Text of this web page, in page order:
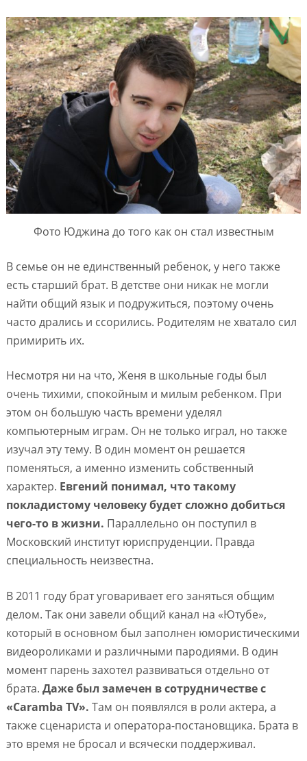
Фото Юджина до того как он стал известным
В семье он не единственный ребенок, у него также
есть старший брат. В детстве они никак не могли
найти общий язык и подружиться, поэтому очень
часто дрались и ссорились. Родителям не хватало сил
примирить их.
Несмотря ни на что, Женя в школьные годы был
очень тихими, спокойным и милым ребенком. При
этом он большую часть времени уделял
компьютерным играм. Он не только играл, но также
изучал эту тему. В один момент он решается
поменяться, а именно изменить собственный
характер. Евгений понимал, что такому
покладистому человеку будет сложно добиться
чего-то в жизни. Параллельно он поступил в
Московский институт юриспруденции. Правда
специальность неизвестна.
В 2011 году брат уговаривает его заняться общим
делом. Так они завели общий канал на «Ютубе»,
который в основном был заполнен юмористическими
видеороликами и различными пародиями. В один
момент парень захотел развиваться отдельно от
брата. Даже был замечен в сотрудничестве с
«Caramba TV». Там он появлялся в роли актера, а
также сценариста и оператора-постановщика. Брата в
это время не бросал и всячески поддерживал.